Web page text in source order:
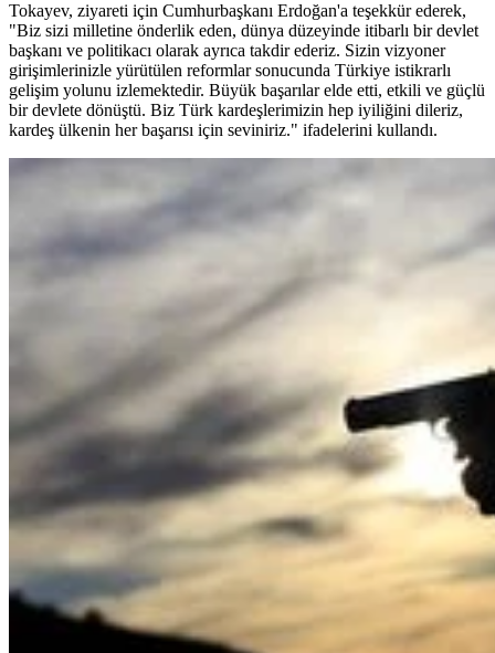
Tokayev, ziyareti için Cumhurbaşkanı Erdoğan'a teşekkür ederek,
"Biz sizi milletine önderlik eden, dünya düzeyinde itibarlı bir devlet
başkanı ve politikacı olarak ayrıca takdir ederiz. Sizin vizyoner
girişimlerinizle yürütülen reformlar sonucunda Türkiye istikrarlı
gelişim yolunu izlemektedir. Büyük başarılar elde etti, etkili ve güçlü
bir devlete dönüştü. Biz Türk kardeşlerimizin hep iyiliğini dileriz,
kardeş ülkenin her başarısı için seviniriz." ifadelerini kullandı.